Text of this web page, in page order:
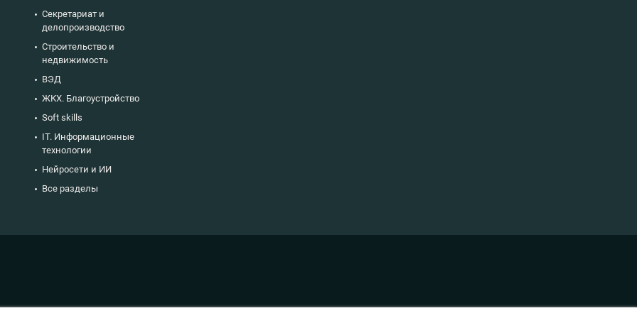
Секретариат и
делопроизводство
Строительство и
недвижимость
ВЭД
ЖКХ. Благоустройство
Soft skills
IT. Информационные
технологии
Нейросети и ИИ
Все разделы